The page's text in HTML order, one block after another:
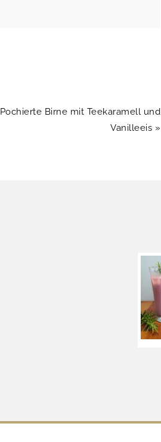
Nächster
Pochierte Birne mit Teekaramell und
Vanilleeis »